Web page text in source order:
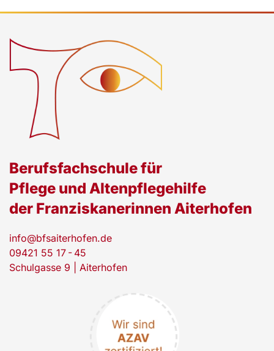
Berufsfachschule für
Pflege und Altenpflegehilfe
der Franziskanerinnen Aiterhofen
info@bfsaiterhofen.de
09421 55 17 - 45
Schulgasse 9 | Aiterhofen